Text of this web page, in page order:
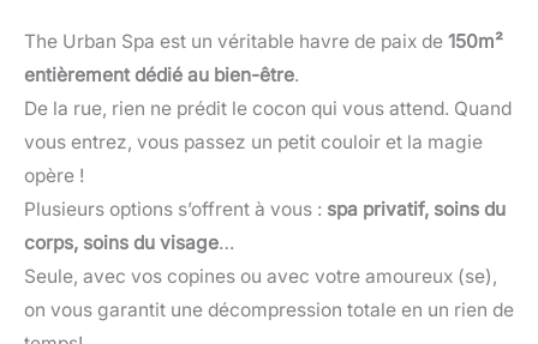
The Urban Spa est un véritable havre de paix de 150m²
entièrement dédié au bien-être.
De la rue, rien ne prédit le cocon qui vous attend. Quand
vous entrez, vous passez un petit couloir et la magie
opère !
Plusieurs options s’offrent à vous : spa privatif, soins du
corps, soins du visage…
Seule, avec vos copines ou avec votre amoureux (se),
on vous garantit une décompression totale en un rien de